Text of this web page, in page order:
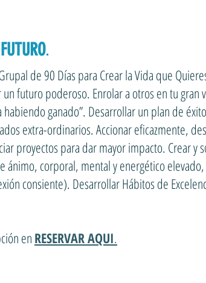
.
de 90 Días para Crear la Vida que
un futuro poderoso. Enrolar a otros en tu gran
habiendo ganado”. Desarrollar un plan de
extra-ordinarios. Accionar eficazmente,
proyectos para dar mayor impacto. Crear y
ánimo, corporal, mental y energético
consiente). Desarrollar Hábitos de
en RESERVAR AQUI.